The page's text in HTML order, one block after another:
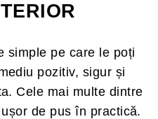
simple pe care le poți
pozitiv, sigur și
Cele mai multe dintre
de pus în practică.